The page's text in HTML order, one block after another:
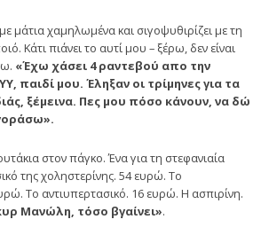
μάτια χαμηλωμένα και σιγοψυθιρίζει με τη
Κάτι πιάνει το αυτί μου – ξέρω, δεν είναι
«Έχω χάσει 4 ραντεβού απο την
παιδί μου. Έληξαν οι τρίμηνες για τα
ξέμεινα. Πες μου πόσο κάνουν, να δώ
στον πάγκο. Ένα για τη στεφανιαία
της χοληστερίνης. 54 ευρώ. Το
Το αντιυπερτασικό. 16 ευρώ. Η ασπιρίνη.
Μανώλη, τόσο βγαίνει».